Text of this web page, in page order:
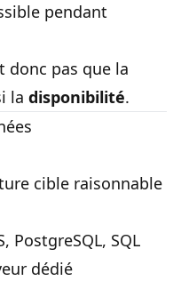
pendant
donc pas que la
la disponibilité.
cible raisonnable
PostgreSQL, SQL
dédié